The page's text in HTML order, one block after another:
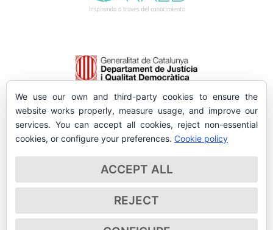
We use our own and third-party cookies to ensure the
website works properly, measure usage, and improve our
services. You can accept all cookies, reject non-essential
cookies, or configure your preferences. Cookie policy
ACCEPT ALL
REJECT